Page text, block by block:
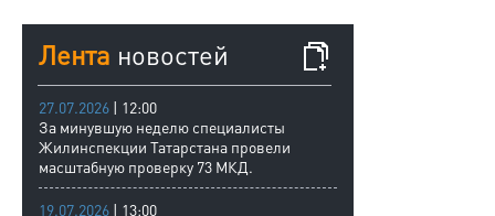
Лента новостей
27.07.2026 | 12:00
За минувшую неделю специалисты
Жилинспекции Татарстана провели
масштабную проверку 73 МКД.
19.07.2026 | 13:00